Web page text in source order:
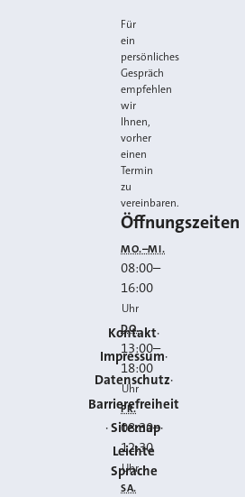
Kontakt
Impressum
Datenschutz
Barrierefreiheit
Sitemap
Leichte
Sprache
Für
ein
persönliches
Gespräch
empfehlen
wir
Ihnen,
vorher
einen
Termin
zu
vereinbaren.
Öffnungszeiten
MO.–MI.
08:00–
16:00
Uhr
DO.
13:00–
18:00
Uhr
FR.
08:30–
12:30
Uhr
SA.